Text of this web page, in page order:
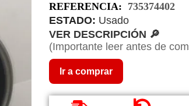
REFERENCIA: 735374402
ESTADO: Usado
VER DESCRIPCIÓN 🔎
(Importante leer antes de
Ir a comprar